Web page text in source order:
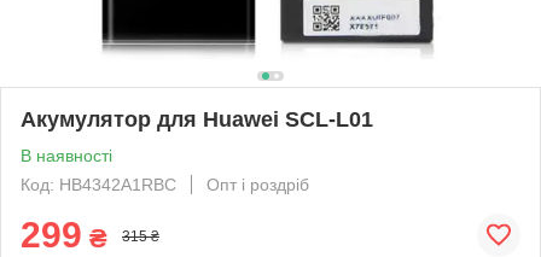
Акумулятор для Huawei SCL-L01
В наявності
Код: HB4342A1RBC
Опт і роздріб
299 ₴ 315 ₴